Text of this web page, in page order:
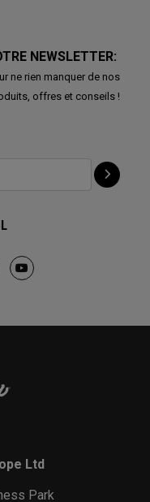
NEWSLETTER:
ne rien manquer de nos
offres et conseils !
Ltd
Park